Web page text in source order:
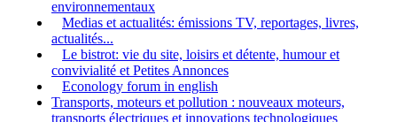
environnementaux
Medias et actualités: émissions TV, reportages, livres,
actualités...
Le bistrot: vie du site, loisirs et détente, humour et
convivialité et Petites Annonces
Econology forum in english
Transports, moteurs et pollution : nouveaux moteurs,
transports électriques et innovations technologiques